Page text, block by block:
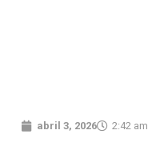
abril 3, 2026 2:42 am